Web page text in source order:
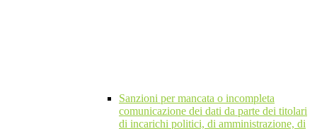
Sanzioni per mancata o incompleta
comunicazione dei dati da parte dei titolari
di incarichi politici, di amministrazione, di